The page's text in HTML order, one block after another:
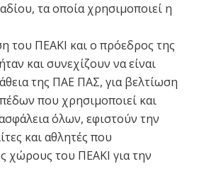
τα οποία χρησιμοποιεί η
του ΠΕΑΚΙ και ο πρόεδρος της
και συνεχίζουν να είναι
της ΠΑΕ ΠΑΣ, για βελτίωση
που χρησιμοποιεί και
όλων, εφιστούν την
και αθλητές που
χώρους του ΠΕΑΚΙ για την